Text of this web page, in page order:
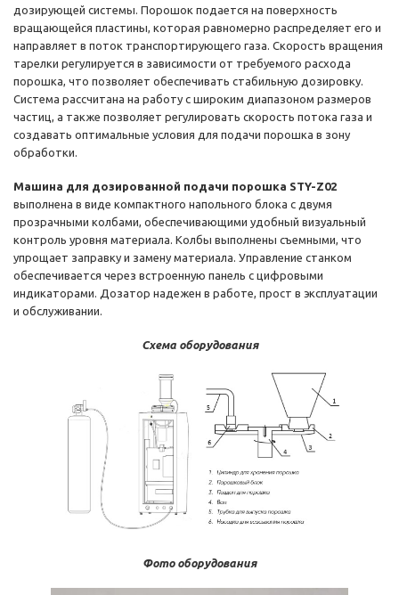
дозирующей системы. Порошок подается на поверхность
вращающейся пластины, которая равномерно распределяет его и
направляет в поток транспортирующего газа. Скорость вращения
тарелки регулируется в зависимости от требуемого расхода
порошка, что позволяет обеспечивать стабильную дозировку.
Система рассчитана на работу с широким диапазоном размеров
частиц, а также позволяет регулировать скорость потока газа и
создавать оптимальные условия для подачи порошка в зону
обработки.
Машина для дозированной подачи порошка STY-Z02
выполнена в виде компактного напольного блока с двумя
прозрачными колбами, обеспечивающими удобный визуальный
контроль уровня материала. Колбы выполнены съемными, что
упрощает заправку и замену материала. Управление станком
обеспечивается через встроенную панель с цифровыми
индикаторами. Дозатор надежен в работе, прост в эксплуатации
и обслуживании.
Схема оборудования
Фото оборудования